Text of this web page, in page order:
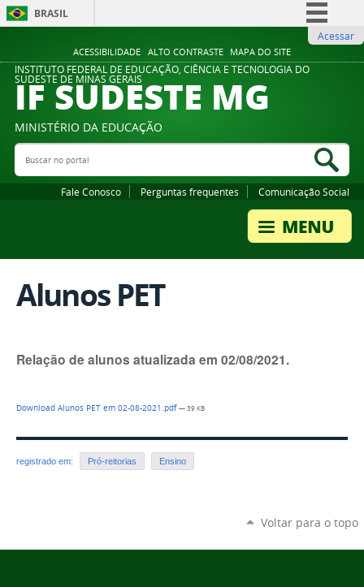
ACESSIBILIDADE ALTO CONTRASTE MAPA DO SITE
BRASIL
Comunica BR
Participe
Legislação
Acessar
INSTITUTO FEDERAL DE EDUCAÇÃO, CIÊNCIA E TECNOLOGIA DO
SUDESTE DE MINAS GERAIS
IF SUDESTE MG
MINISTÉRIO DA EDUCAÇÃO
Buscar no portal
Fale Conosco Perguntas frequentes Comunicação Social
Alunos PET
Relação de alunos atualizada em 02/08/2021.
Download Alunos PET em 02-08-2021.pdf— 39 KB
registrado em: Pró-reitorias Ensino
Voltar para o topo